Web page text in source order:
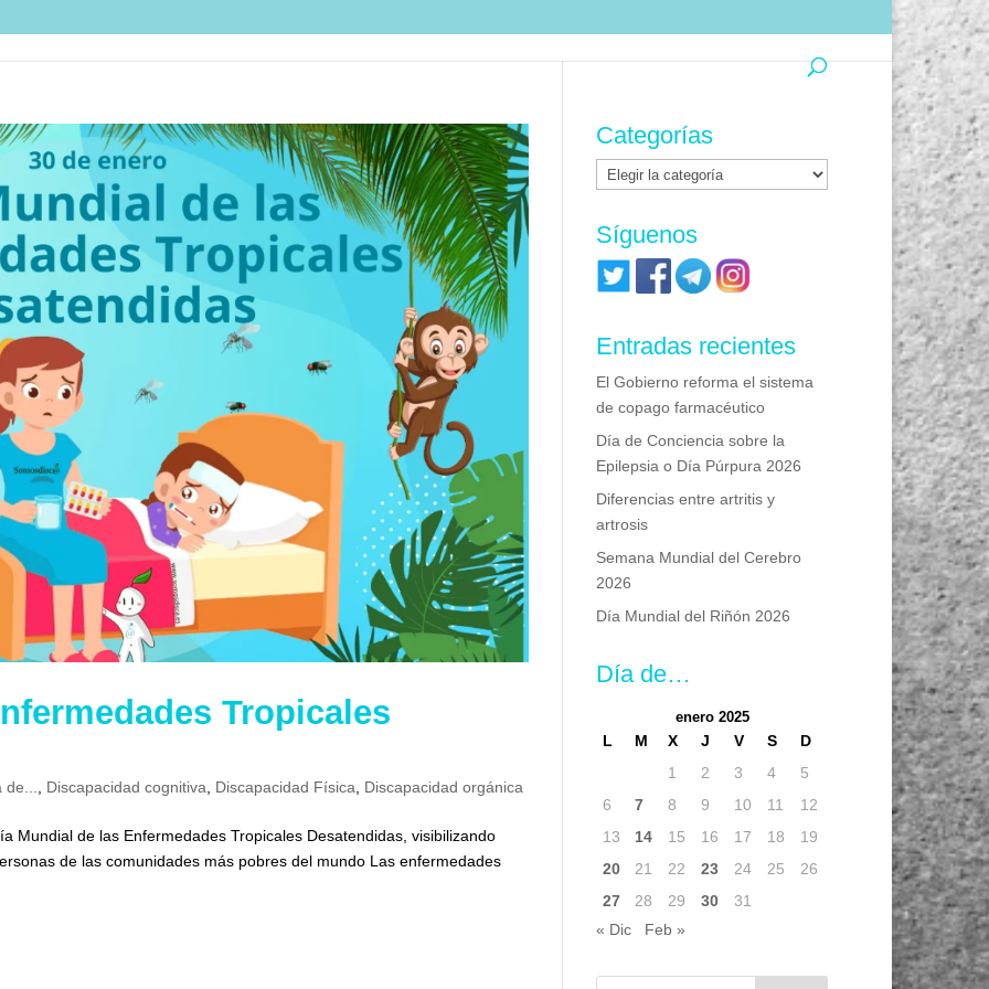
Tropicales
Discapacidad cognitiva Discapacidad Física Discapacidad orgánica
Mundial de las Enfermedades Tropicales Desatendidas, visibilizando
de las comunidades más pobres del mundo Las enfermedades
Categorías
Categorías
Síguenos
Entradas recientes
El Gobierno reforma el sistema
de copago farmacéutico
Día de Conciencia sobre la
Epilepsia o Día Púrpura 2026
Diferencias entre artritis y
artrosis
Semana Mundial del Cerebro
2026
Día Mundial del Riñón 2026
Día de…
enero 2025
L M X J V S
D
1
2 3 4
5
6
7 8 9 10 11
12
13
14 15 16 17 18
19
20
21 22 23 24 25
26
27
28 29 30
31
« Dic
Feb »
Buscar: